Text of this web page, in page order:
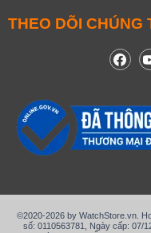
THEO DÕI CHÚNG
©2020-2026 by WatchStore.vn.
số: 0110563781, Ngày cấp: 07/